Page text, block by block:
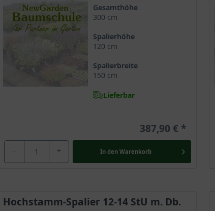
Gesamthöhe
300 cm
Spalierhöhe
120 cm
Spalierbreite
150 cm
Lieferbar
387,90 €
- + In den Warenkorb
Hochstamm-Spalier 12-14 StU m. Db.